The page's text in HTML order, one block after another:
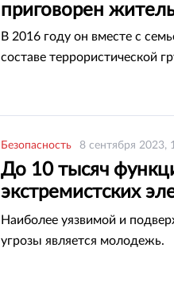
приговорен
В 2016 году он вместе с
составе террористической
Безопасность 8 сентября 2023,
До 10 тысяч
экстремистских
насчитывается в
Наиболее уязвимой и
угрозы является молодежь.